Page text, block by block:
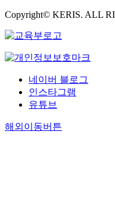
Copyright© KERIS. ALL
네이버 블로그
인스타그램
유튜브
해외이동버튼